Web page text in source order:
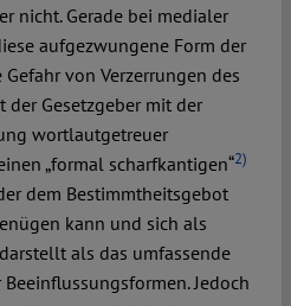
nicht. Gerade bei medialer
aufgezwungene Form der
von Verzerrungen des
Gesetzgeber mit der
wortlautgetreuer
„formal scharfkantigen“2)
dem Bestimmtheitsgebot
kann und sich als
als das umfassende
Jedoch